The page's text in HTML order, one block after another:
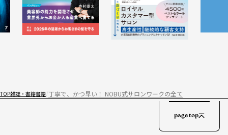
TOP雑誌・書籍書籍 丁寧で、かつ早い！ NOBU式サロンワークの全て
page top